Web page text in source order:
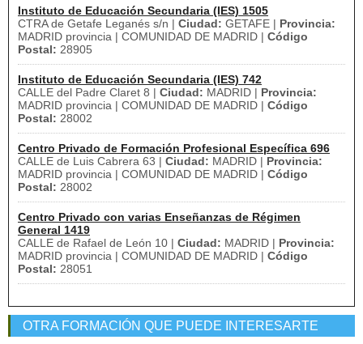
Instituto de Educación Secundaria (IES) 1505
CTRA de Getafe Leganés s/n | Ciudad: GETAFE | Provincia:
MADRID provincia | COMUNIDAD DE MADRID | Código
Postal: 28905
Instituto de Educación Secundaria (IES) 742
CALLE del Padre Claret 8 | Ciudad: MADRID | Provincia:
MADRID provincia | COMUNIDAD DE MADRID | Código
Postal: 28002
Centro Privado de Formación Profesional Específica 696
CALLE de Luis Cabrera 63 | Ciudad: MADRID | Provincia:
MADRID provincia | COMUNIDAD DE MADRID | Código
Postal: 28002
Centro Privado con varias Enseñanzas de Régimen
General 1419
CALLE de Rafael de León 10 | Ciudad: MADRID | Provincia:
MADRID provincia | COMUNIDAD DE MADRID | Código
Postal: 28051
OTRA FORMACIÓN QUE PUEDE INTERESARTE